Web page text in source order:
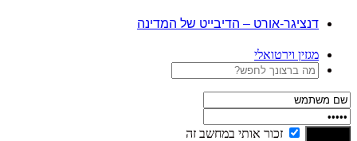
דנציגר-אורט – הדיבייט של המדינה
מגזין וירטואלי
זכור אותי במחשב זה